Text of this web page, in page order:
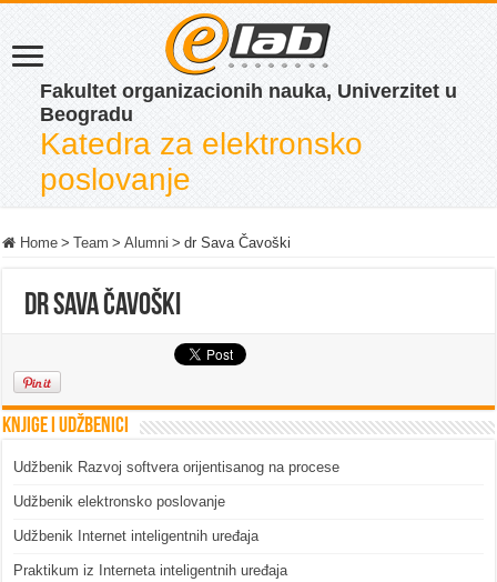
Fakultet organizacionih nauka, Univerzitet u
Beogradu
Katedra za elektronsko
poslovanje
Home > Team > Alumni > dr Sava Čavoški
dr Sava Čavoški
Knjige i udžbenici
Udžbenik Razvoj softvera orijentisanog na procese
Udžbenik elektronsko poslovanje
Udžbenik Internet inteligentnih uređaja
Praktikum iz Interneta inteligentnih uređaja